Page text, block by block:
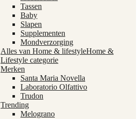
Tassen
Baby
Slapen
Supplementen
Mondverzorging
Alles van Home & lifestyleHome &
Lifestyle categorie
Merken
Santa Maria Novella
Laboratorio Olfattivo
Trudon
Trending
Melograno